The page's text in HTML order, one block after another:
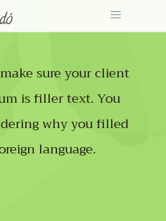
sure your client
is filler text. You
why you filled
language.